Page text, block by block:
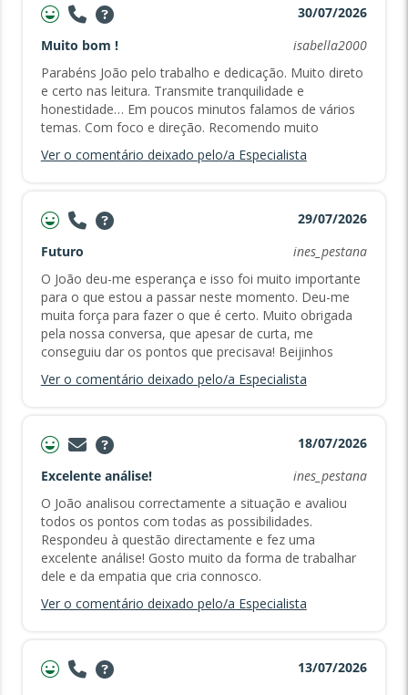
30/07/2026
Muito bom !
isabella2000
Parabéns João pelo trabalho e dedicação. Muito direto
e certo nas leitura. Transmite tranquilidade e
honestidade… Em poucos minutos falamos de vários
temas. Com foco e direção. Recomendo muito
Ver o comentário deixado pelo/a Especialista
29/07/2026
Futuro
ines_pestana
O João deu-me esperança e isso foi muito importante
para o que estou a passar neste momento. Deu-me
muita força para fazer o que é certo. Muito obrigada
pela nossa conversa, que apesar de curta, me
conseguiu dar os pontos que precisava! Beijinhos
Ver o comentário deixado pelo/a Especialista
18/07/2026
Excelente análise!
ines_pestana
O João analisou correctamente a situação e avaliou
todos os pontos com todas as possibilidades.
Respondeu à questão directamente e fez uma
excelente análise! Gosto muito da forma de trabalhar
dele e da empatia que cria connosco.
Ver o comentário deixado pelo/a Especialista
13/07/2026